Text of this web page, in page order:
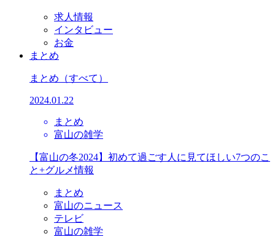
求人情報
インタビュー
お金
まとめ
まとめ （すべて）
2024.01.22
まとめ
富山の雑学
【富山の冬2024】初めて過ごす人に見てほしい7つのこ
と+グルメ情報
まとめ
富山のニュース
テレビ
富山の雑学